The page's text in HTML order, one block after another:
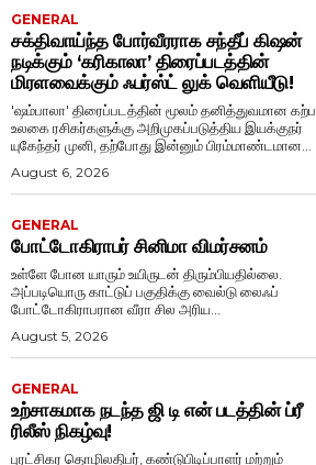
GENERAL
சக்திவாய்ந்த போர்வீரராக சந்தீப் கிஷன்
நடிக்கும் ‘கரிகாலா’ திரைப்படத்தின்
மிரளவைக்கும் ஃபர்ஸ்ட் லுக் வெளியீடு!
'ஷம்பாலா' திரைப்படத்தின் மூலம் தனித்துவமான
உலகை ரசிகர்களுக்கு அறிமுகப்படுத்திய இயக்குநர்
யுகேந்தர் முனி, தற்போது இன்னும் பிரம்மாண்டமான...
August 6, 2026
GENERAL
போட்டோகிராபர் சினிமா விமர்சனம்
உள்ளே போன யாரும் உயிருடன் திரும்பியதில்லை.
அப்படியொரு காட்டுப் பகுதிக்கு வைல்டு லைஃப்
போட்டோகிராபரான வீரா சில அரிய...
August 5, 2026
GENERAL
உற்சாகமாக நடந்த ஜி டி என் படத்தின் ப்ரீ
ரிலீஸ் நிகழ்வு!
புரட்சிகர தொழிலதிபர், கண்டுபிடிப்பாளர் மற்றும்